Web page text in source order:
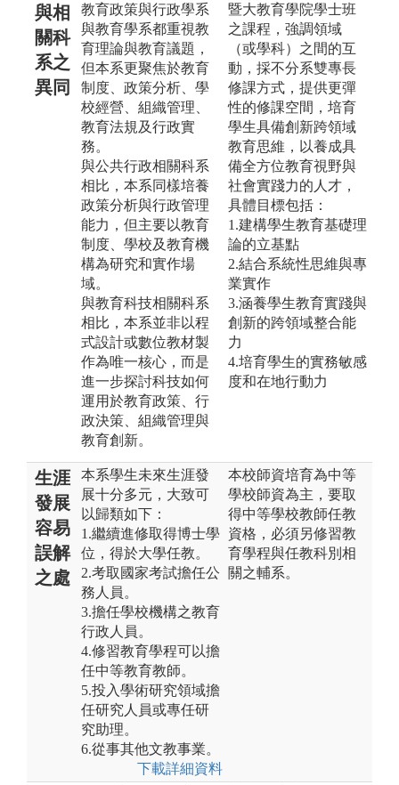
與相
關科
系之
異同
教育政策與行政學系
與教育學系都重視教
育理論與教育議題，
但本系更聚焦於教育
制度、政策分析、學
校經營、組織管理、
教育法規及行政實
務。
與公共行政相關科系
相比，本系同樣培養
政策分析與行政管理
能力，但主要以教育
制度、學校及教育機
構為研究和實作場
域。
與教育科技相關科系
相比，本系並非以程
式設計或數位教材製
作為唯一核心，而是
進一步探討科技如何
運用於教育政策、行
政決策、組織管理與
教育創新。
暨大教育學院學士班
之課程，強調領域
（或學科）之間的互
動，採不分系雙專長
修課方式，提供更彈
性的修課空間，培育
學生具備創新跨領域
教育思維，以養成具
備全方位教育視野與
社會實踐力的人才，
具體目標包括：
1.建構學生教育基礎理
論的立基點
2.結合系統性思維與專
業實作
3.涵養學生教育實踐與
創新的跨領域整合能
力
4.培育學生的實務敏感
度和在地行動力
生涯
發展
容易
誤解
之處
本系學生未來生涯發
展十分多元，大致可
以歸類如下：
1.繼續進修取得博士學
位，得於大學任教。
2.考取國家考試擔任公
務人員。
3.擔任學校機構之教育
行政人員。
4.修習教育學程可以擔
任中等教育教師。
5.投入學術研究領域擔
任研究人員或專任研
究助理。
6.從事其他文教事業。
下載詳細資料
本校師資培育為中等
學校師資為主，要取
得中等學校教師任教
資格，必須另修習教
育學程與任教科別相
關之輔系。